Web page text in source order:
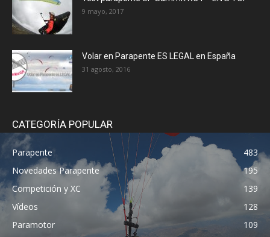
9 mayo, 2017
Volar en Parapente ES LEGAL en España
31 agosto, 2016
CATEGORÍA POPULAR
Parapente
483
Novedades Parapente
195
Competición y XC
139
Vídeos
128
Paramotor
109